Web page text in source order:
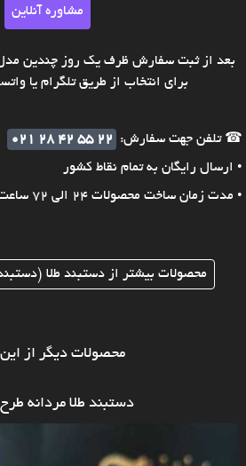
مشاوره آنلاین
بعد از ثبت سفارش ظرف یک روز چندین
برای انتخاب از طریق تلگرام یا
☎ تلفن جهت سفارش:
021 28 42 55 22
• ارسال رایگان به تمام نقاط کشور
• مدت زمان ساخت محصولات 24 الی 72 ساعت می‌باشد.
محصولات بیشتر از دستبند طلا
محصولات دیگر از
دستبند طلا مردانه طرح